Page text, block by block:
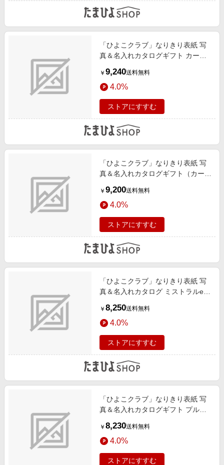
「ひよこクラブ」なりきり表紙 写
真＆名入れカタログギフト カード
￥ 9,240送料無料
4.0%
ストアにすすむ
「ひよこクラブ」なりきり表紙 写
真＆名入れカタログギフト（カード
＆ブラン ラングドシャクッキー18
枚入
￥ 9,200送料無料
4.0%
ストアにすすむ
「ひよこクラブ」なりきり表紙 写
真＆名入れカタログ ミストラルe-
￥ 8,250送料無料
4.0%
ストアにすすむ
「ひよこクラブ」なりきり表紙 写
真＆名入れカタログギフト プルミ
テラ詰合せA
￥ 8,230送料無料
4.0%
ストアにすすむ